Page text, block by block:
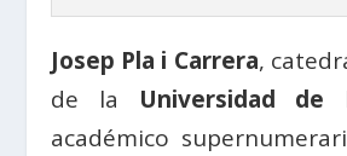
Josep Pla i Carrera,
de la Universidad de
académico